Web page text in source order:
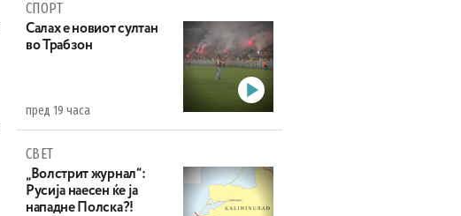
СПОРТ
Салах е новиот султан
во Трабзон
пред 19 часа
СВЕТ
„Волстрит журнал“:
Русија наесен ќе ја
нападне Полска?!